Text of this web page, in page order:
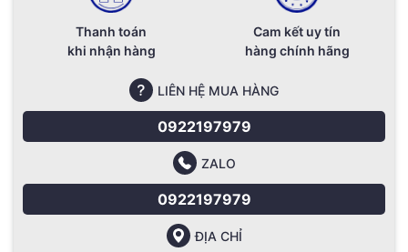
Thanh toán
khi nhận hàng
Cam kết uy tín
hàng chính hãng
LIÊN HỆ MUA HÀNG
0922197979
ZALO
0922197979
ĐỊA CHỈ